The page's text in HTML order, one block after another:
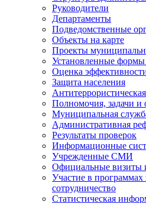
Руководители
Департаменты
Подведомственные
Объекты на карте
Проекты
Установленные
Оценка
Защита населения
Полномочия, задачи и
Муниципальная
Административная
Результаты проверок
Информационные
Учрежденные СМИ
Официальные визиты
Участие в
сотрудничество
Статистическая